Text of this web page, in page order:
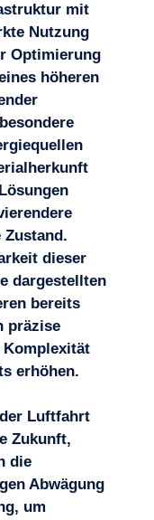
mit
Nutzung
Optimierung
höheren
Zustand.
dieser
dargestellten
bereits
präzise
erhöhen.
Luftfahrt
Zukunft,
die
Abwägung
um